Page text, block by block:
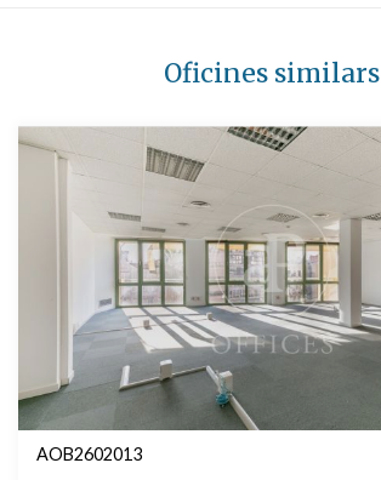
Oficines similars
AOB2602013